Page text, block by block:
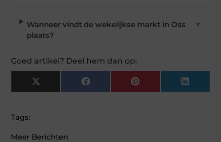
Wanneer vindt de wekelijkse markt in Oss
plaats?
▼
Goed artikel? Deel hem dan op:
X
(Twitter)
Facebook Pinterest
Tags:
Meer Berichten